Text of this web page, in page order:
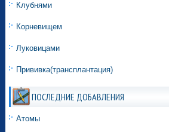
Клубнями
Корневищем
Луковицами
Прививка(трансплантация)
ПОСЛЕДНИЕ ДОБАВЛЕНИЯ
Атомы